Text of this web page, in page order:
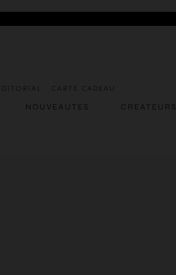
EDITORIAL CARTE CADEAU
NOUVEAUTES CREATEURS